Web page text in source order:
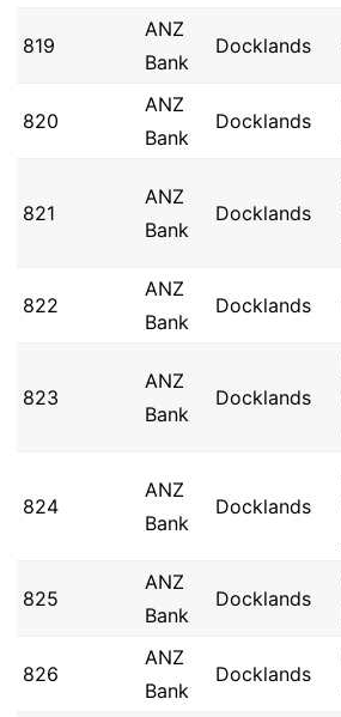
819
ANZ
Bank
Docklands
820
ANZ
Bank
Docklands
821
ANZ
Bank
Docklands
822
ANZ
Bank
Docklands
823
ANZ
Bank
Docklands
824
ANZ
Bank
Docklands
825
ANZ
Bank
Docklands
826
ANZ
Bank
Docklands